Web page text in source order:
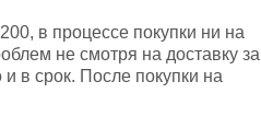
в процессе покупки ни на
не смотря на доставку за
в срок. После покупки на
этом представители магазина
итоге проблема была решена.